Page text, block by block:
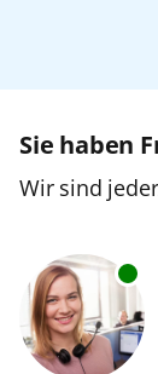
Kinder
2 bis 15
Tel.
Sie haben
Wir sind